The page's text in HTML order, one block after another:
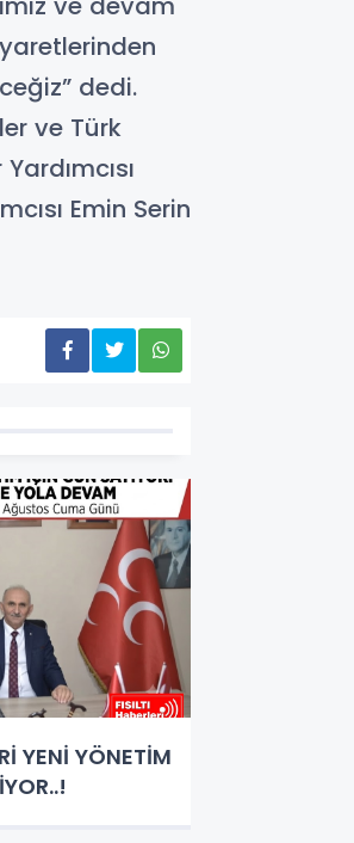
dedi.
ve Türk
Emin Serin
YENİ YÖNETİM